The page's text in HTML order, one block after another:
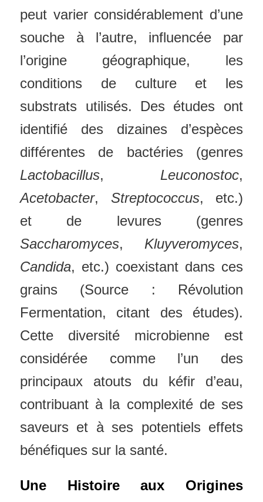
peut varier considérablement d’une
souche à l’autre, influencée par
l’origine géographique, les
conditions de culture et les
substrats utilisés. Des études ont
identifié des dizaines d’espèces
différentes de bactéries (genres
Lactobacillus, Leuconostoc,
Acetobacter, Streptococcus, etc.)
et de levures (genres
Saccharomyces, Kluyveromyces,
Candida, etc.) coexistant dans ces
grains (Source : Révolution
Fermentation, citant des études).
Cette diversité microbienne est
considérée comme l’un des
principaux atouts du kéfir d’eau,
contribuant à la complexité de ses
saveurs et à ses potentiels effets
bénéfiques sur la santé.
Une Histoire aux Origines